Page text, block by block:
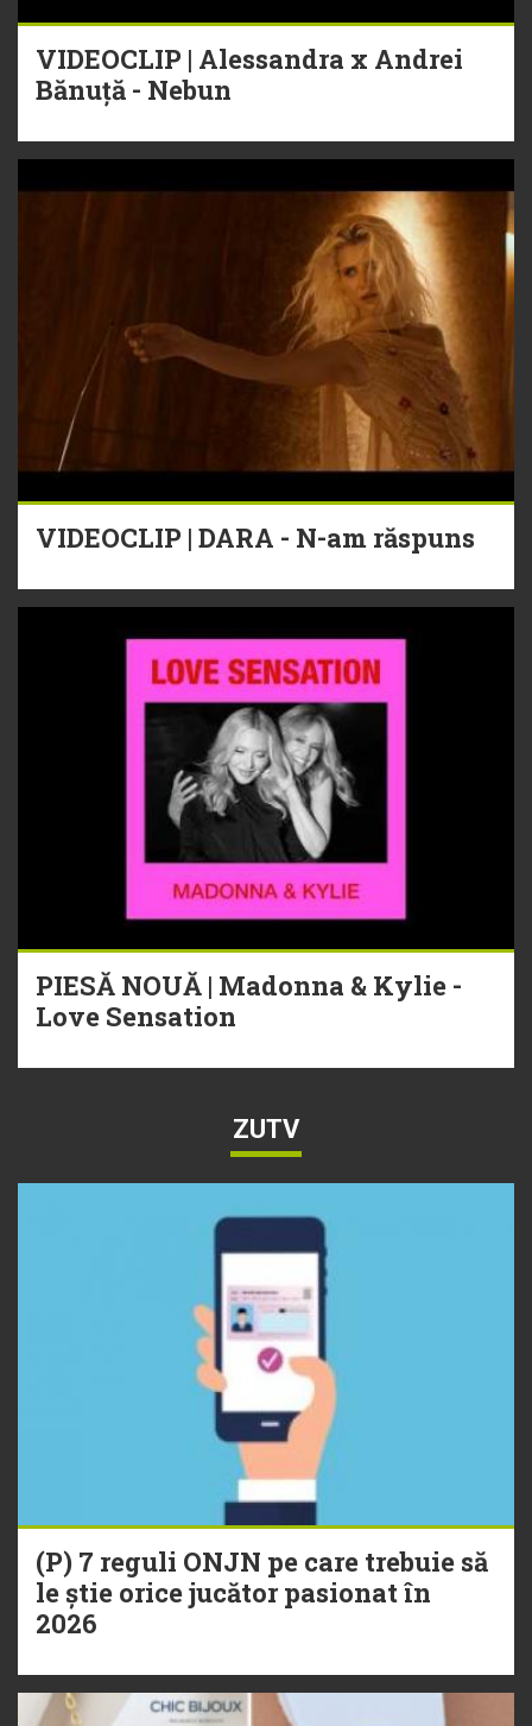
VIDEOCLIP | Alessandra x Andrei
Bănuță - Nebun
VIDEOCLIP | DARA - N-am răspuns
PIESĂ NOUĂ | Madonna & Kylie -
Love Sensation
ZUTV
(P) 7 reguli ONJN pe care trebuie să
le știe orice jucător pasionat în
2026